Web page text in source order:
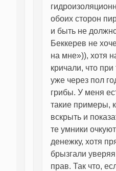
обоих сторон
и быть не
Беккерев не
на мне»)), хотя
кричали, что
уже через пол
грибы. У меня
такие примеры,
вскрыть и
те умники
денежку, хотя
брызгали
прав. Так что,